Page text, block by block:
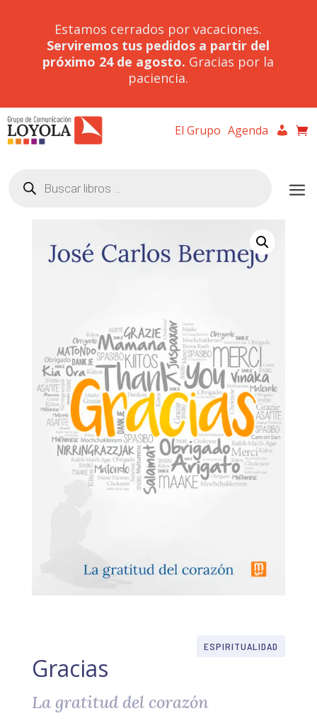
Estamos cerrados por vacaciones.
Serviremos tus pedidos a partir del
próximo 24 de agosto. Gracias por la
paciencia.
El Grupo Agenda
productos
ESPIRITUALIDAD
Gracias
La gratitud del corazón